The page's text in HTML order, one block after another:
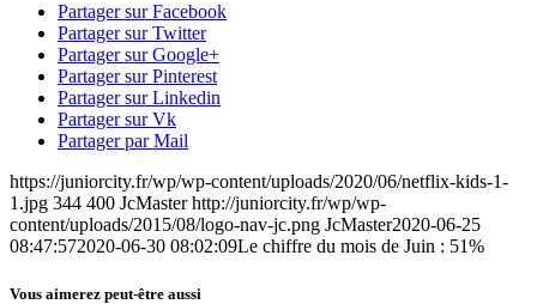
Partager sur Facebook
Partager sur Twitter
Partager sur Google+
Partager sur Pinterest
Partager sur Linkedin
Partager sur Vk
Partager par Mail
https://juniorcity.fr/wp/wp-content/uploads/2020/06/netflix-kids-1-
1.jpg 344 400 JcMaster http://juniorcity.fr/wp/wp-
content/uploads/2015/08/logo-nav-jc.png JcMaster2020-06-25
08:47:572020-06-30 08:02:09Le chiffre du mois de Juin : 51%
Vous aimerez peut-être aussi